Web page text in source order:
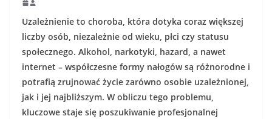
Uzależnienie to choroba, która dotyka coraz większej
liczby osób, niezależnie od wieku, płci czy statusu
społecznego. Alkohol, narkotyki, hazard, a nawet
internet – współczesne formy nałogów są różnorodne i
potrafią zrujnować życie zarówno osobie uzależnionej,
jak i jej najbliższym. W obliczu tego problemu,
kluczowe staje się poszukiwanie profesjonalnej